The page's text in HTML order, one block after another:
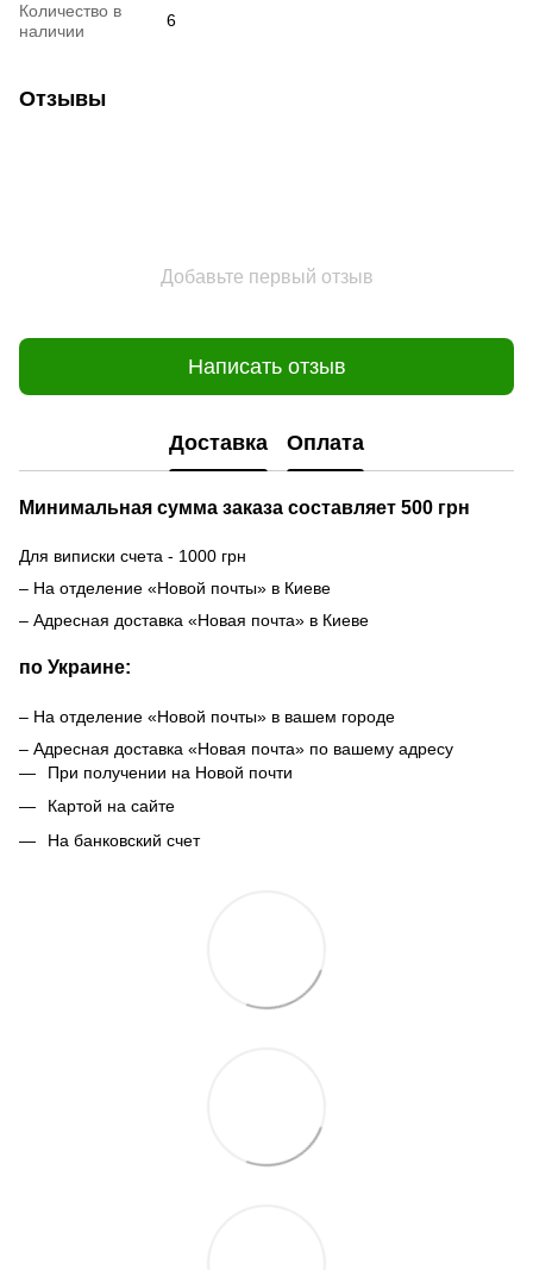
Количество в
наличии
6
Отзывы
Добавьте первый отзыв
Написать отзыв
Доставка Оплата
Минимальная сумма заказа составляет 500 грн
Для виписки счета - 1000 грн
– На отделение «Новой почты» в Киеве
– Адресная доставка «Новая почта» в Киеве
по Украине:
– На отделение «Новой почты» в вашем городе
– Адресная доставка «Новая почта» по вашему адресу
При получении на Новой почти
Картой на сайте
На банковский счет